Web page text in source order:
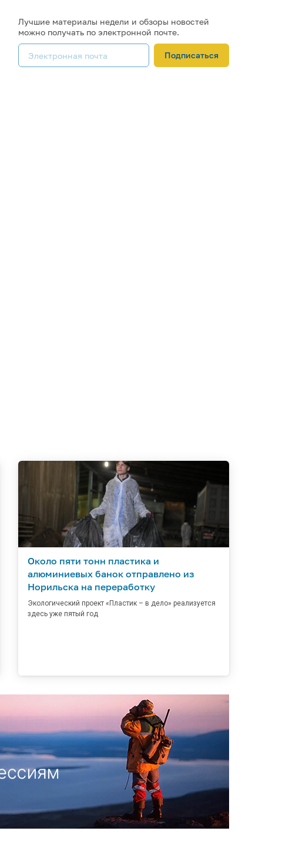
Лучшие материалы недели и обзоры новостей
можно получать по электронной почте.
Подписаться
Около пяти тонн пластика и
алюминиевых банок отправлено из
Норильска на переработку
Экологический проект «Пластик – в дело» реализуется
здесь уже пятый год